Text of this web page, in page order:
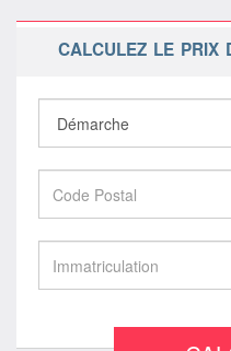
CALCULEZ LE PRIX